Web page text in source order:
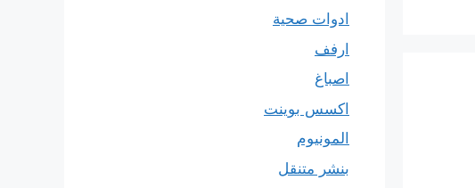
ادوات صحية
ارفف
اصباغ
اكسس بوينت
المونيوم
بنشر متنقل